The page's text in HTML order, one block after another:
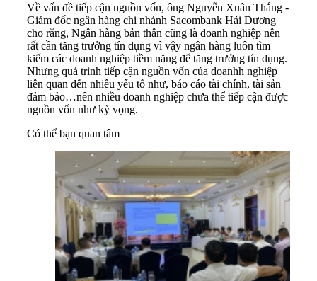
Về vấn đề tiếp cận nguồn vốn, ông Nguyễn Xuân Thắng -
Giám đốc ngân hàng chi nhánh Sacombank Hải Dương
cho rằng, Ngân hàng bản thân cũng là doanh nghiệp nên
rất cần tăng trưởng tín dụng vì vậy ngân hàng luôn tìm
kiếm các doanh nghiệp tiềm năng để tăng trưởng tín dụng.
Nhưng quá trình tiếp cận nguồn vốn của doanhh nghiệp
liên quan đến nhiều yếu tố như, báo cáo tài chính, tài sản
đảm bảo…nên nhiều doanh nghiệp chưa thể tiếp cận được
nguồn vốn như kỳ vọng.
Có thể bạn quan tâm